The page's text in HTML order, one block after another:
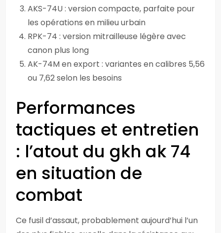
AKS-74U : version compacte, parfaite pour
les opérations en milieu urbain
RPK-74 : version mitrailleuse légère avec
canon plus long
AK-74M en export : variantes en calibres 5,56
ou 7,62 selon les besoins
Performances
tactiques et entretien
: l’atout du gkh ak 74
en situation de
combat
Ce fusil d’assaut, probablement aujourd’hui l’un